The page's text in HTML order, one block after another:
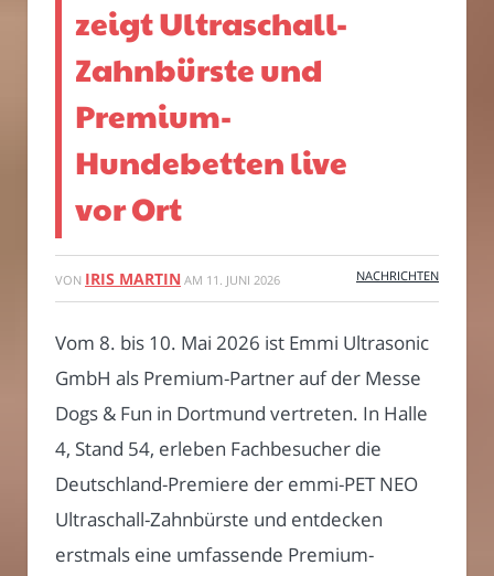
zeigt Ultraschall-
Zahnbürste und
Premium-
Hundebetten live
vor Ort
VON IRIS MARTIN AM 11. JUNI 2026 NACHRICHTEN
Vom 8. bis 10. Mai 2026 ist Emmi Ultrasonic
GmbH als Premium-Partner auf der Messe
Dogs & Fun in Dortmund vertreten. In Halle
4, Stand 54, erleben Fachbesucher die
Deutschland-Premiere der emmi-PET NEO
Ultraschall-Zahnbürste und entdecken
erstmals eine umfassende Premium-